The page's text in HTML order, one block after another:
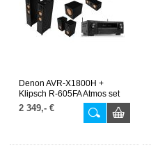
Denon AVR-X1800H +
Klipsch R-605FA Atmos set
2 349,- €